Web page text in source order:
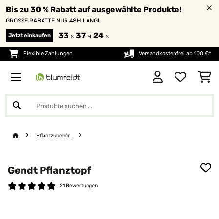
Bis zu 30 % Rabatt auf ausgewählte Produkte!
GROSSE RABATTE NUR 48H LANG!
Jetzt einkaufen 33 S 37 M 24 S
Flexible Zahlungen Versandkostenfrei ab 100 €*
Pflanzzubehör
Gendt Pflanztopf
21 Bewertungen